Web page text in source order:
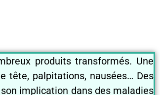
produits transformés. Une
tête, palpitations, nausées… Des
implication dans des maladies